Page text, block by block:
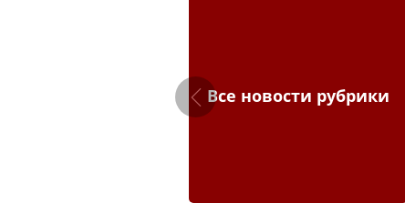
Все новости рубрики